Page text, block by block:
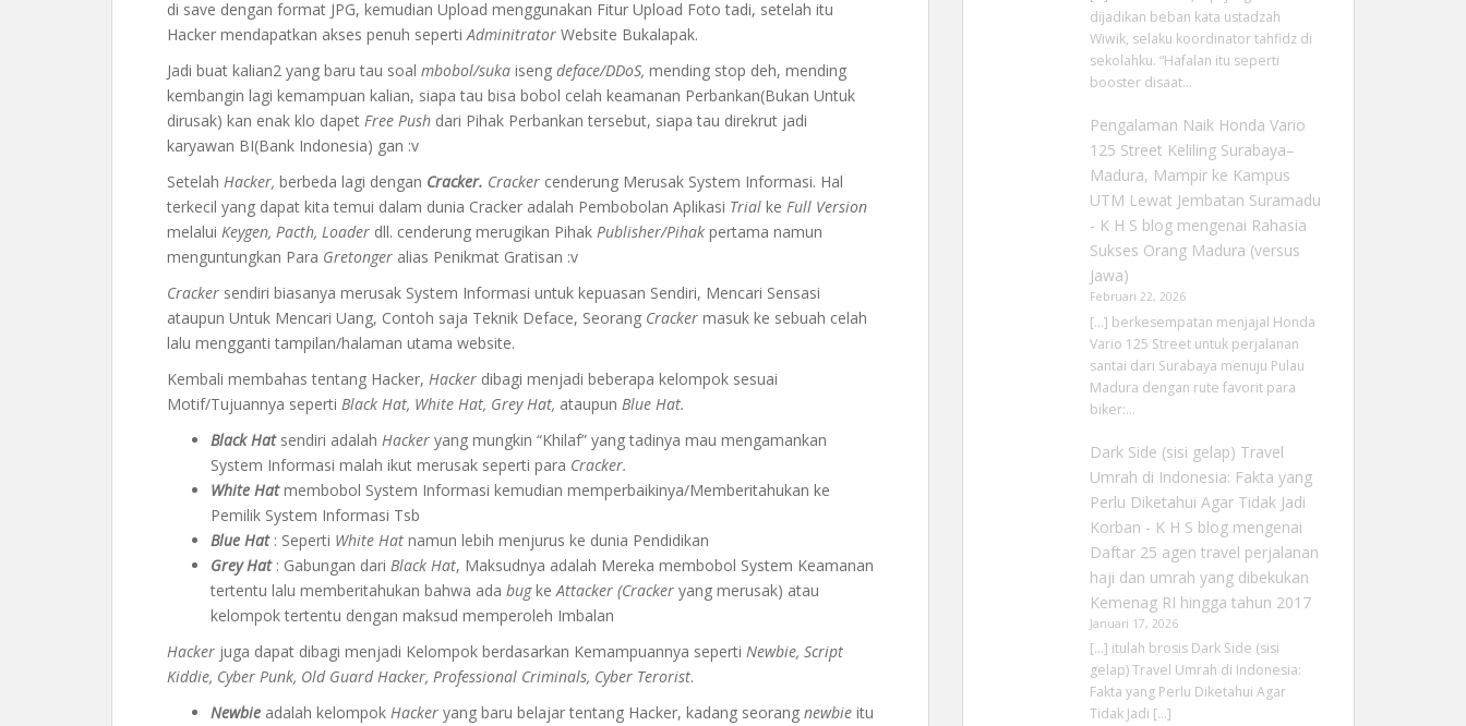
di save dengan format JPG, kemudian Upload menggunakan Fitur Upload Foto tadi, setelah itu
Hacker mendapatkan akses penuh sepertiAdminitrator Website Bukalapak.
Jadi buat kalian2 yang baru tau soal mbobol/suka iseng deface/DDoS, mending stop deh, mending
kembangin lagi kemampuan kalian, siapa tau bisa bobol celah keamanan Perbankan(Bukan Untuk
dirusak) kan enak klo dapet Free Push dari Pihak Perbankan tersebut, siapa tau direkrut jadi
karyawan BI(Bank Indonesia) gan :v
Setelah Hacker, berbeda lagi dengan Cracker. Cracker cenderung Merusak System Informasi. Hal
terkecil yang dapat kita temui dalam dunia Cracker adalah Pembobolan Aplikasi Trial ke Full Version
melalui Keygen, Pacth, Loader dll. cenderung merugikan Pihak Publisher/Pihak pertama namun
menguntungkan Para Gretonger alias Penikmat Gratisan :v
Cracker sendiri biasanya merusak System Informasi untuk kepuasan Sendiri, Mencari Sensasi
ataupun Untuk Mencari Uang, Contoh saja Teknik Deface, Seorang Cracker masuk ke sebuah celah
lalu mengganti tampilan/halaman utama website.
Kembali membahas tentang Hacker, Hacker dibagi menjadi beberapa kelompok sesuai
Motif/Tujuannya seperti Black Hat, White Hat, Grey Hat, ataupun Blue Hat.
Black Hatsendiri adalah Hacker yang mungkin “Khilaf” yang tadinya mau mengamankan
System Informasi malah ikut merusak seperti para Cracker.
White Hatmembobol System Informasi kemudian memperbaikinya/Memberitahukan ke
Pemilik System Informasi Tsb
Blue Hat: Seperti White Hat namun lebih menjurus ke dunia Pendidikan
Grey Hat: Gabungan dari Black Hat, Maksudnya adalah Mereka membobol System Keamanan
tertentu lalu memberitahukan bahwa ada bugkeAttacker (Cracker yang merusak) atau
kelompok tertentu dengan maksud memperoleh Imbalan
Hacker juga dapat dibagi menjadi Kelompok berdasarkan Kemampuannya seperti Newbie, Script
Kiddie, Cyber Punk, Old Guard Hacker, Professional Criminals, Cyber Terorist.
Newbie adalah kelompok Hacker yang baru belajar tentang Hacker, kadang seorang newbie itu
dijadikan beban kata ustadzah
Wiwik, selaku koordinator tahfidz di
sekolahku. “Hafalan itu seperti
booster disaat…
Pengalaman Naik Honda Vario
125 Street Keliling Surabaya–
Madura, Mampir ke Kampus
UTM Lewat Jembatan Suramadu
- K H S blogmengenai Rahasia
Sukses Orang Madura (versus
Jawa)
Februari 22, 2026
[…] berkesempatan menjajal Honda
Vario 125 Street untuk perjalanan
santai dari Surabaya menuju Pulau
Madura dengan rute favorit para
biker:…
Dark Side (sisi gelap) Travel
Umrah di Indonesia: Fakta yang
Perlu Diketahui Agar Tidak Jadi
Korban - K H S blogmengenai
Daftar 25 agen travel perjalanan
haji dan umrah yang dibekukan
Kemenag RI hingga tahun 2017
Januari 17, 2026
[…] itulah brosis Dark Side (sisi
gelap) Travel Umrah di Indonesia:
Fakta yang Perlu Diketahui Agar
Tidak Jadi […]